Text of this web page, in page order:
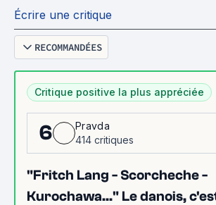
Écrire une critique
RECOMMANDÉES
Critique positive la plus appréciée
6
Pravda
414 critiques
"Fritch Lang - Scorcheche -
Kurochawa..." Le danois,